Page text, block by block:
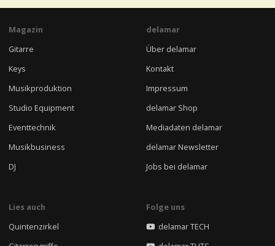
Magazin
Gitarre
Keys
Musikproduktion
Studio Equipment
Eventtechnik
Musikbusiness
DJ
delamar
Über delamar
Kontakt
Impressum
delamar Shop
Mediadaten delamar
delamar Newsletter
Jobs bei delamar
Lies auch
Quintenzirkel
Folge uns
delamar TECH